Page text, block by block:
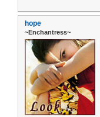
hope
~Enchantress~